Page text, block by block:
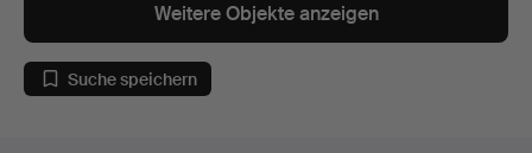
Weitere Objekte anzeigen
Suche speichern